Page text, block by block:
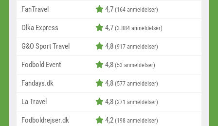
FanTravel 4,7 (164 anmeldelser)
Olka Express 4,7 (3.884 anmeldelser)
G&O Sport Travel 4,8 (917 anmeldelser)
Fodbold Event 4,8 (53 anmeldelser)
Fandays.dk 4,8 (577 anmeldelser)
La Travel 4,8 (271 anmeldelser)
Fodboldrejser.dk 4,2 (198 anmeldelser)